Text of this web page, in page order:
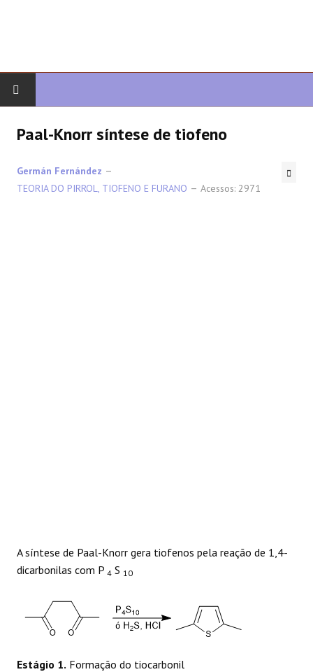
ORGÂNICO AVANÇADO
Paal-Knorr síntese de tiofeno
Germán Fernández
TEORIA DO PIRROL, TIOFENO E FURANO
Acessos: 2971
A síntese de Paal-Knorr gera tiofenos pela reação de 1,4-
dicarbonilas com P 4 S 10
Estágio 1. Formação do tiocarbonil